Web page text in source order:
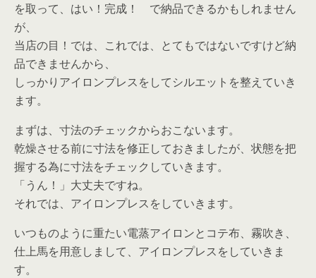
を取って、はい！完成！ で納品できるかもしれません
が、
当店の目！では、これでは、とてもではないですけど納
品できませんから、
しっかりアイロンプレスをしてシルエットを整えていき
ます。
まずは、寸法のチェックからおこないます。
乾燥させる前に寸法を修正しておきましたが、状態を把
握する為に寸法をチェックしていきます。
「うん！」大丈夫ですね。
それでは、アイロンプレスをしていきます。
いつものように重たい電蒸アイロンとコテ布、霧吹き、
仕上馬を用意しまして、アイロンプレスをしていきま
す。